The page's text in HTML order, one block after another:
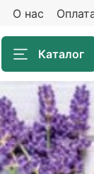
О нас
Каталог